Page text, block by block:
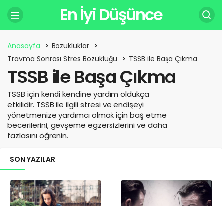
En İyi Düşünce
Anasayfa
Bozukluklar
Travma Sonrası Stres Bozukluğu
TSSB ile Başa Çıkma
TSSB ile Başa Çıkma
TSSB için kendi kendine yardım oldukça
etkilidir. TSSB ile ilgili stresi ve endişeyi
yönetmenize yardımcı olmak için baş etme
becerilerini, gevşeme egzersizlerini ve daha
fazlasını öğrenin.
SON YAZILAR